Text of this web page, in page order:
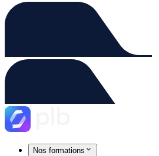
Nos formations